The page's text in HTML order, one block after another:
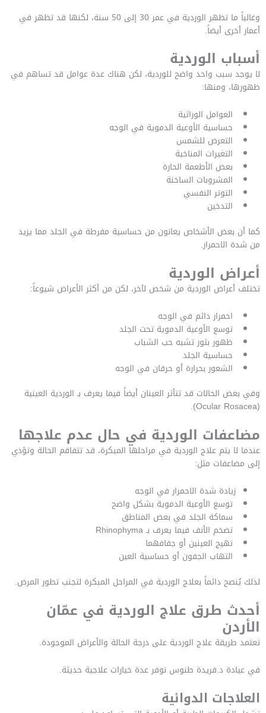
وغالباً ما تظهر الوردية في عمر 30 إلى 50 سنة، لكنها قد تظهر في
أعمار أخرى أيضاً.
أسباب الوردية
لا يوجد سبب واحد واضح للوردية، لكن هناك عدة عوامل قد تساهم في
ظهورها، ومنها:
العوامل الوراثية
حساسية الأوعية الدموية في الوجه
التعرض للشمس
التغيرات المناخية
بعض الأطعمة الحارة
المشروبات الساخنة
التوتر النفسي
التدخين
كما أن بعض الأشخاص يعانون من حساسية مفرطة في الجلد مما يزيد
من شدة الاحمرار.
أعراض الوردية
تختلف أعراض الوردية من شخص لآخر، لكن من أكثر الأعراض شيوعاً:
احمرار دائم في الوجه
توسع الأوعية الدموية تحت الجلد
ظهور بثور تشبه حب الشباب
حساسية الجلد
الشعور بحرارة أو حرقان في الوجه
وفي بعض الحالات قد تتأثر العينان أيضاً فيما يعرف بـ الوردية العينية
(Ocular Rosacea).
مضاعفات الوردية في حال عدم علاجها
عندما لا يتم علاج الوردية في مراحلها المبكرة، قد تتفاقم الحالة وتؤدي
إلى مضاعفات مثل:
زيادة شدة الاحمرار في الوجه
توسع الأوعية الدموية بشكل واضح
سماكة الجلد في بعض المناطق
تضخم الأنف فيما يعرف بـ Rhinophyma
تهيج العينين أو جفافهما
التهاب الجفون أو حساسية العين
لذلك يُنصح دائماً بعلاج الوردية في المراحل المبكرة لتجنب تطور المرض.
أحدث طرق علاج الوردية في عمّان
الأردن
تعتمد طريقة علاج الوردية على درجة الحالة والأعراض الموجودة.
في عيادة د.فريدة طنوس نوفر عدة خيارات علاجية حديثة.
العلاجات الدوائية